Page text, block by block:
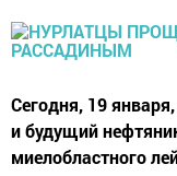
Сегодня, 19
и будущий
миелобластного